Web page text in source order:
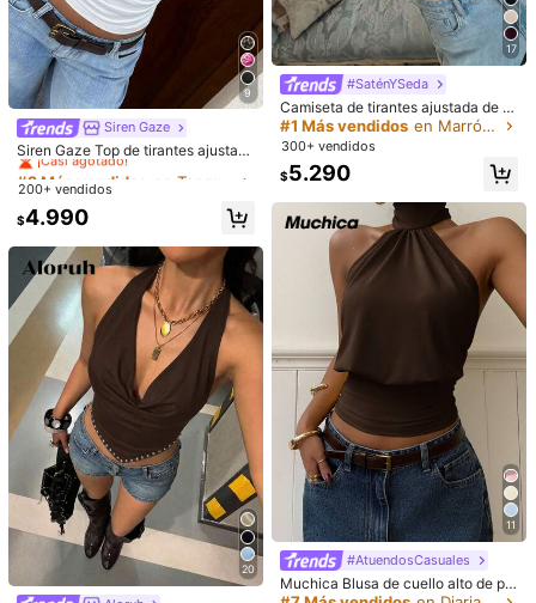
p***u Color: Negro / Talla: XS
สวยมากสินค้าตรงปก ชอบมาก🥰🥰
Útil(0)
A***s Color: Negro / Talla: L
Aqualidadedo produtoéaceit vel masn
como
ficounocorpo.
Útil (0)
h***9 Color: Negro / Talla: S
Linda
(0)
z***k Color: Negro / Talla: XS
でかかった
Útil (0)
Detalles Del Producto
Material:
Tela tricotada
9
Siren Gaze
Siren Gaze Top de tirantes ajustad
o con hombros descubiertos elegan
te y casual para mujer, ropa de vera
reuniones, otoño/invierno/primaver
a/verano, Navidad, Año Nuevo, Ac
ción de Gracias, fiestas, bodas, pla
ya, ceremonia de graduación, mod
a, elegante, casual, salidas, citas, c
itas, desplazamientos
#2 Más vendidos
¡Casi agotado!
#2 Más vendidos
¡Casi agotado!
#2 Más vendidos
¡Casi agotado!
#2 Más vendidos en Tanque Camisetas sin mangas y camisetas sin man
200+ vendidos
$4.990
20
17
#SaténYSeda
Camiseta de tirantes ajustada de c
uello cuadrado de unicolor para mu
jer Vaiaye, top minimalista retro de
unicolor, versátil casual marrón, est
ética de chica limpia para el verano
#1 Más vendidos en Marrón Camisetas sin mangas frescas
300+ vendidos
$5.290
11
#AtuendosCasuales
Muchica Blusa de cuello alto de pu